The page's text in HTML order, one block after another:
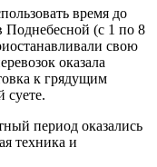
время до
Поднебесной (с 1 по 8
свою
оказала
к грядущим
суете.
период оказались
техника и